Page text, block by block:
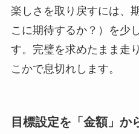
楽しさを取り戻すには、
こに期待するか？）を少
す。 完璧を求めたまま走
こかで息切れします。
目標設定を「金額」か